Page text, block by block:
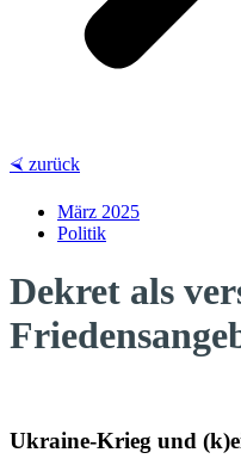
⮘ zurück
März 2025
Politik
Dekret als
Ukraine-Krieg und